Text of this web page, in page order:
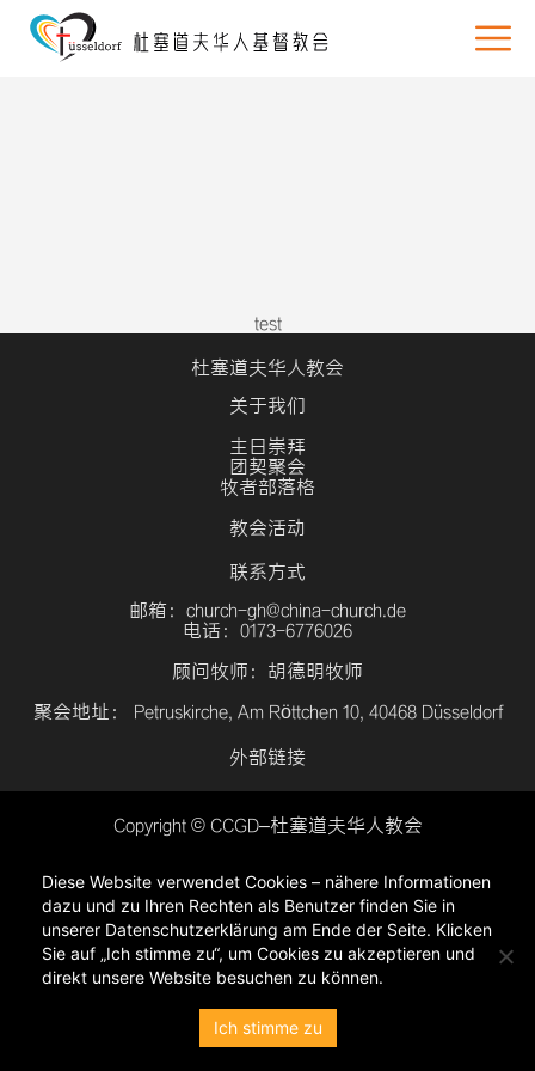
test
杜塞道夫华人教会
关于我们
主日崇拜
团契聚会
牧者部落格
教会活动
联系方式
邮箱：church-gh@china-church.de
电话：0173-6776026
顾问牧师：胡德明牧师
聚会地址： Petruskirche, Am Röttchen 10, 40468 Düsseldorf
外部链接
Copyright © CCGD–杜塞道夫华人教会
隐私政策
Diese Website verwendet Cookies – nähere Informationen
dazu und zu Ihren Rechten als Benutzer finden Sie in
unserer Datenschutzerklärung am Ende der Seite. Klicken
Sie auf „Ich stimme zu“, um Cookies zu akzeptieren und
direkt unsere Website besuchen zu können.
Ich stimme zu